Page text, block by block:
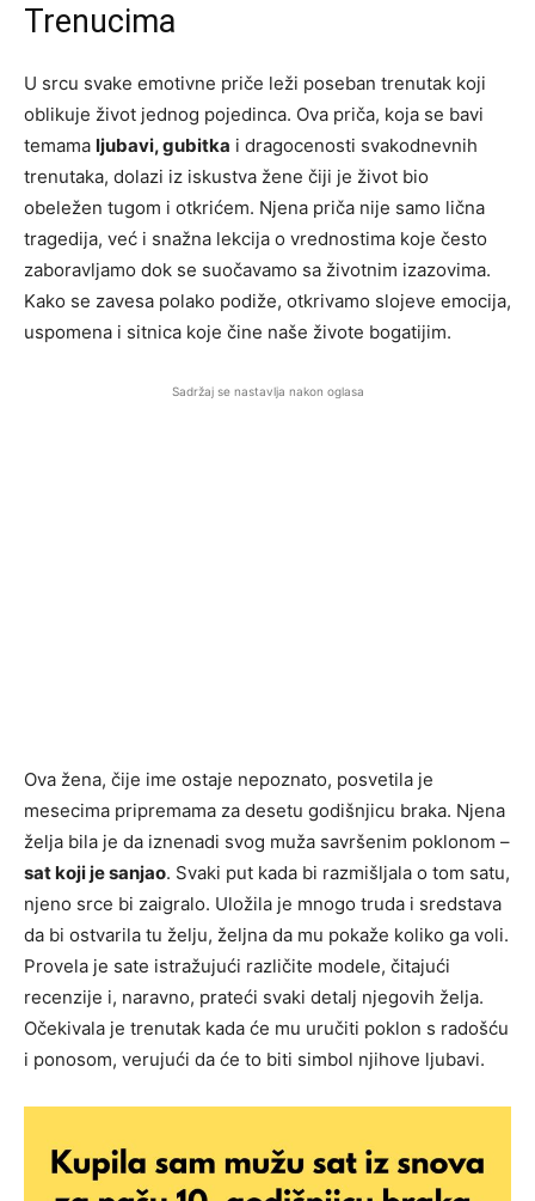
Trenucima
U srcu svake emotivne priče leži poseban trenutak koji
oblikuje život jednog pojedinca. Ova priča, koja se bavi
temama ljubavi, gubitka i dragocenosti svakodnevnih
trenutaka, dolazi iz iskustva žene čiji je život bio
obeležen tugom i otkrićem. Njena priča nije samo lična
tragedija, već i snažna lekcija o vrednostima koje često
zaboravljamo dok se suočavamo sa životnim izazovima.
Kako se zavesa polako podiže, otkrivamo slojeve emocija,
uspomena i sitnica koje čine naše živote bogatijim.
Sadržaj se nastavlja nakon oglasa
Ova žena, čije ime ostaje nepoznato, posvetila je
mesecima pripremama za desetu godišnjicu braka. Njena
želja bila je da iznenadi svog muža savršenim poklonom –
sat koji je sanjao. Svaki put kada bi razmišljala o tom satu,
njeno srce bi zaigralo. Uložila je mnogo truda i sredstava
da bi ostvarila tu želju, željna da mu pokaže koliko ga voli.
Provela je sate istražujući različite modele, čitajući
recenzije i, naravno, prateći svaki detalj njegovih želja.
Očekivala je trenutak kada će mu uručiti poklon s radošću
i ponosom, verujući da će to biti simbol njihove ljubavi.